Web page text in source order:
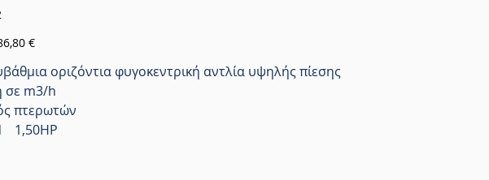
€
οριζόντια φυγοκεντρική αντλία υψηλής πίεσης
σε m3/h
πτερωτών
1,50HP